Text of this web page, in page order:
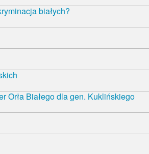
białych?
Orła Białego dla gen. Kuklińskiego